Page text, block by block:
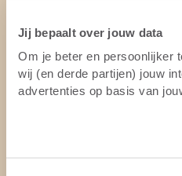
Jij bepaalt over jouw data
Om je beter en persoonlijker
wij (en derde partijen) jouw
advertenties op basis van